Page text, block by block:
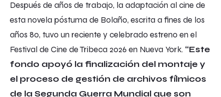
Después de años de trabajo, la adaptación al cine de
esta novela póstuma de Bolaño, escrita a fines de los
años 80, tuvo un reciente y celebrado estreno en el
Festival de Cine de Tribeca 2026 en Nueva York. “Este
fondo apoyó la finalización del montaje y
el proceso de gestión de archivos fílmicos
de la Segunda Guerra Mundial que son